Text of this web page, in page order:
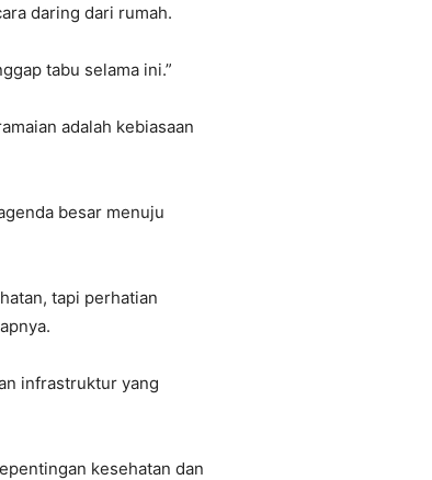
daring dari rumah.
tabu selama ini.”
adalah kebiasaan
besar menuju
tapi perhatian
infrastruktur yang
kesehatan dan